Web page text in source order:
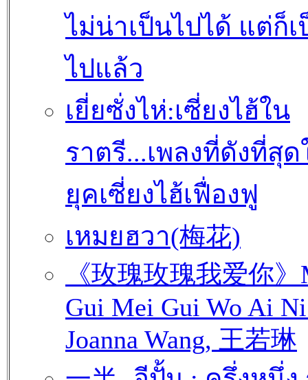
ไม่น่าเป็นไปได้ แต่ก็เ
ไปแล้ว
เยี่ยซั่งไห่:เซี่ยงไฮ้ใน
ราตรี...เพลงที่ดังที่สุด
ยุคเซี่ยงไฮ้เฟื่องฟู
เหมยฮวา(梅花)
《玫瑰玫瑰我爱你
Gui Mei Gui Wo Ai
Joanna Wang, 王若琳